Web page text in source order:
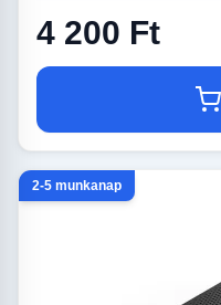
4 200 Ft
2-5 munkanap